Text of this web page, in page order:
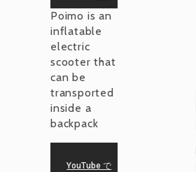
Poimo is an
inflatable
electric
scooter that
can be
transported
inside a
backpack